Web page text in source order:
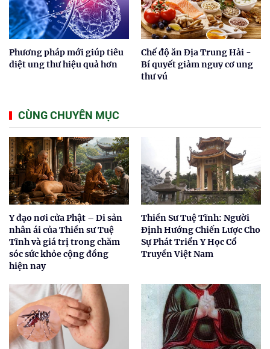
Phương pháp mới giúp tiêu
diệt ung thư hiệu quả hơn
Chế độ ăn Địa Trung Hải -
Bí quyết giảm nguy cơ ung
thư vú
CÙNG CHUYÊN MỤC
Y đạo nơi cửa Phật – Di sản
nhân ái của Thiền sư Tuệ
Tĩnh và giá trị trong chăm
sóc sức khỏe cộng đồng
hiện nay
Thiền Sư Tuệ Tĩnh: Người
Định Hướng Chiến Lược Cho
Sự Phát Triển Y Học Cổ
Truyền Việt Nam